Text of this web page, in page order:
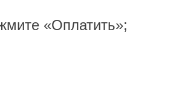
«Оплатить»;